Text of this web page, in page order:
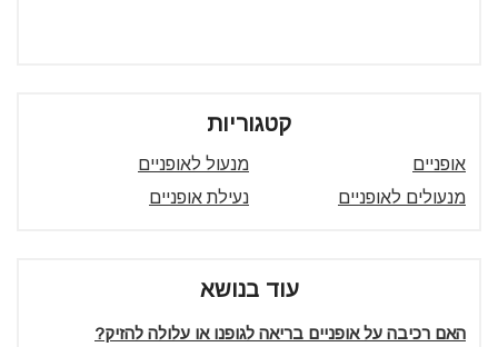
קטגוריות
אופניים
מנעול לאופניים
מנעולים לאופניים
נעילת אופניים
עוד בנושא
האם רכיבה על אופניים בריאה לגופנו או עלולה להזיק?